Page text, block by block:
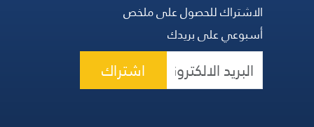
الاشتراك للحصول على ملخص
أسبوعي على بريدك
اشتراك